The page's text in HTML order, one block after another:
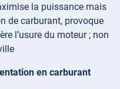
la puissance mais
de carburant, provoque
l’usure du moteur ; non
en carburant